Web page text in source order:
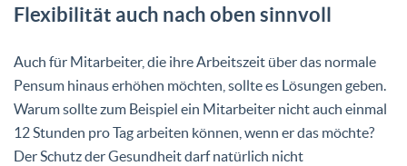
Flexibilität auch nach oben sinnvoll
Auch für Mitarbeiter, die ihre Arbeitszeit über das normale
Pensum hinaus erhöhen möchten, sollte es Lösungen geben.
Warum sollte zum Beispiel ein Mitarbeiter nicht auch einmal
12 Stunden pro Tag arbeiten können, wenn er das möchte?
Der Schutz der Gesundheit darf natürlich nicht